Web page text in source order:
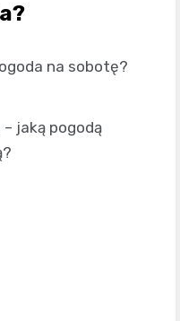
na sobotę?
jaką pogodą